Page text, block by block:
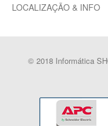
LOCALIZAÇÃO & INFO
© 2018 Informática